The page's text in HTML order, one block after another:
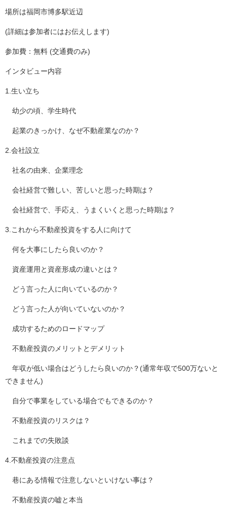
場所は福岡市博多駅近辺
(詳細は参加者にはお伝えします)
参加費：無料 (交通費のみ)
インタビュー内容
1.生い立ち
幼少の頃、学生時代
起業のきっかけ、なぜ不動産業なのか？
2.会社設立
社名の由来、企業理念
会社経営で難しい、苦しいと思った時期は？
会社経営で、手応え、うまくいくと思った時期は？
3.これから不動産投資をする人に向けて
何を大事にしたら良いのか？
資産運用と資産形成の違いとは？
どう言った人に向いているのか？
どう言った人が向いていないのか？
成功するためのロードマップ
不動産投資のメリットとデメリット
年収が低い場合はどうしたら良いのか？(通常年収で500万ないと
できません)
自分で事業をしている場合でもできるのか？
不動産投資のリスクは？
これまでの失敗談
4.不動産投資の注意点
巷にある情報で注意しないといけない事は？
不動産投資の嘘と本当